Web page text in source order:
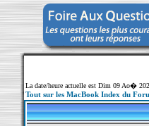
La date/heure actuelle est Dim 09 Ao�
Tout sur les MacBook Index du